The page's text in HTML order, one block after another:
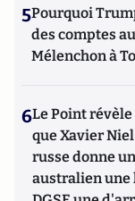
5Pourquoi
des comptes
Mélenchon à
6Le Point
que Xavier
russe donne
australien une